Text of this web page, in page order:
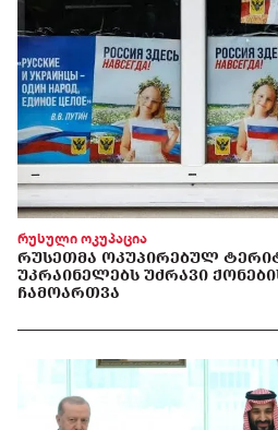
რუსული ოკუპაცია
ᲠᲣᲡᲔᲗᲛᲐ ᲝᲙᲣᲞᲘᲠᲔᲑᲣᲚ
ᲣᲙᲠᲐᲘᲜᲔᲚᲔᲑᲡ ᲣᲫᲠᲐᲕᲘ
ᲩᲐᲛᲝᲐᲠᲗᲕᲐ